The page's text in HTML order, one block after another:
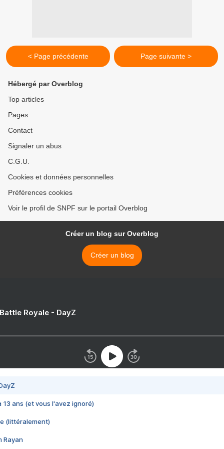
< Page précédente Page suivante >
Hébergé par Overblog
Top articles
Pages
Contact
Signaler un abus
C.G.U.
Cookies et données personnelles
Préférences cookies
Voir le profil de SNPF sur le portail Overblog
Créer un blog sur Overblog
Créer un blog
Royale - DayZ
13 ans (et vous l'avez ignoré)
(littéralement)
Rayan